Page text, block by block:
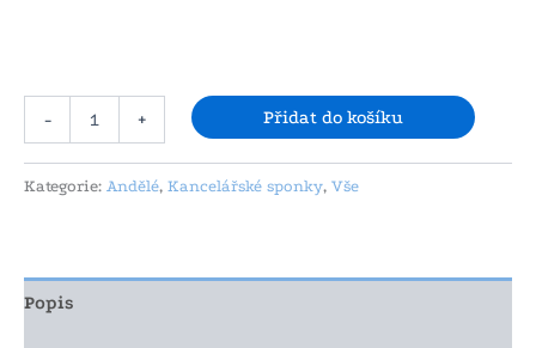
- + Přidat do košíku
Kategorie: Andělé, Kancelářské sponky, Vše
Popis